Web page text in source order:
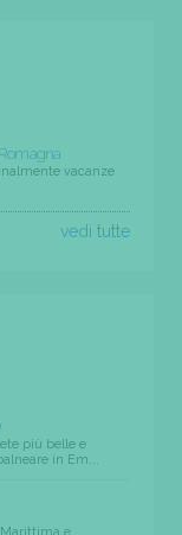
vacanze
vedi tutte
più belle e
in Em...